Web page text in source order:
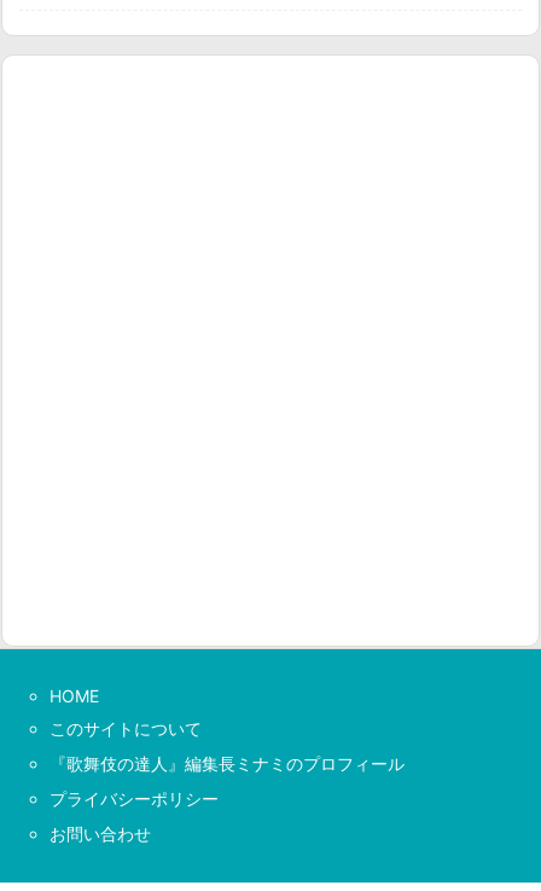
HOME
このサイトについて
『歌舞伎の達人』編集長ミナミのプロフィール
プライバシーポリシー
お問い合わせ